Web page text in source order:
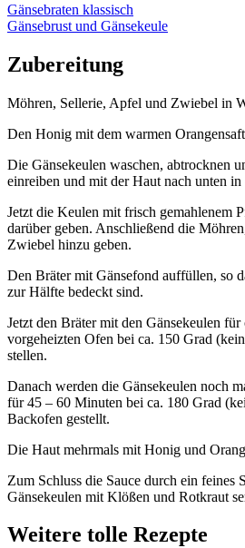
Gänsebraten klassisch
Gänsebrust und Gänsekeule
Zubereitung
Möhren, Sellerie, Apfel und Zwiebel in
Den Honig mit dem warmen
Die Gänsekeulen waschen, abtrocknen
einreiben und mit der Haut nach unten in
Jetzt die Keulen mit frisch gemahlenem
darüber geben. Anschließend die
Zwiebel hinzu geben.
Den Bräter mit Gänsefond auffüllen, so
zur Hälfte bedeckt sind.
Jetzt den Bräter mit den Gänsekeulen für
vorgeheizten Ofen bei ca. 150 Grad
stellen.
Danach werden die Gänsekeulen noch
für 45 – 60 Minuten bei ca. 180 Grad
Backofen gestellt.
Die Haut mehrmals mit Honig und
Zum Schluss die Sauce durch ein feines
Gänsekeulen mit Klößen und Rotkraut
Weitere tolle Rezepte